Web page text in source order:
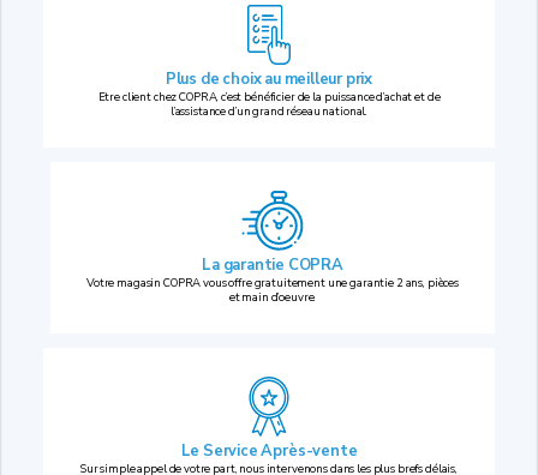
Plus de choix au meilleur prix
Etre client chez COPRA, c’est bénéficier de la puissance d’achat et de
l’assistance d’un grand réseau national.
La garantie COPRA
Votre magasin COPRA vous offre gratuitement une garantie 2 ans, pièces
et main d’oeuvre.
Le Service Après-vente
Sur simple appel de votre part, nous intervenons dans les plus brefs délais,